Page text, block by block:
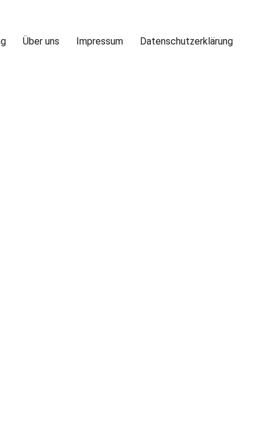
Über uns Impressum Datenschutzerklärung